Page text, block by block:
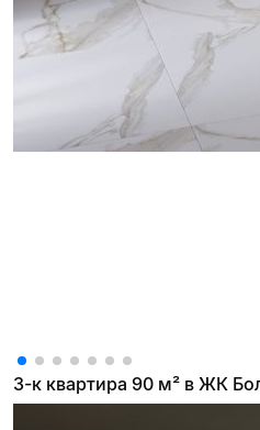
3-к квартира 90 м² в ЖК